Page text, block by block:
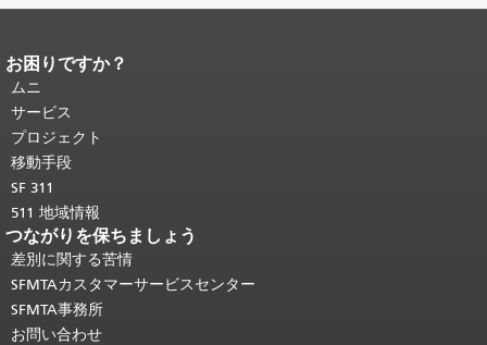
ページコンテンツの終わり。
ジの残りの部分はすべてのページで繰
り返されます。
頭に戻る。
お困りですか？
ムニ
サービス
プロジェクト
移動手段
SF 311
511 地域情報
つながりを保ちましょう
差別に関する苦情
SFMTAカスタマーサービスセンター
SFMTA事務所
お問い合わせ